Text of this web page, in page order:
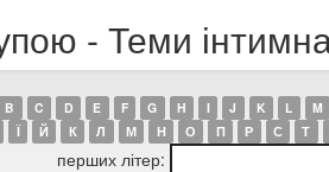
- Теми
B C D E F G H I J K L M
Ї Й К Л М Н О П Р С Т
перших літер: